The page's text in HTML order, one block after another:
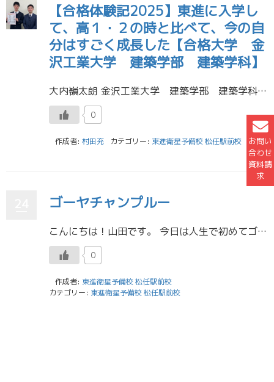
お問い
合わせ
資料請
求
【合格体験記2025】東進に入学し
て、高１・２の時と比べて、今の自
分はすごく成長した【合格大学 金
沢工業大学 建築学部 建築学科】
大内嶺太朗 金沢工業大学 建築学部 建築学科 金沢高校 私は東進に入学して、高１・２の時と比べて、今の自分はすごく成長したと思います。学校や部活が終わって東進で勉強するルーティンが部活引退後には当たり前にこなせるよ […]
0
作成者: 村田充 カテゴリー: 東進衛星予備校 松任駅前校
ゴーヤチャンプルー
こんにちは！山田です。 今日は人生で初めてゴーヤチャンプルーを作りました。 ゴーヤを塩もみしたり豆腐の水切りをしたり、意外な工程も多く、普段全く料理をしない私からすると結構大変でした。でも美味しくできたので良かったです！ […]
0
作成者: 東進衛星予備校 松任駅前校
カテゴリー: 東進衛星予備校 松任駅前校